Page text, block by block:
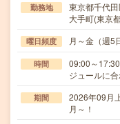
勤務地
東京都千代
大手町(東京
曜日頻度 月～金（週5
時間
09:00～
ジュールに
期間
2026年09月
月～！